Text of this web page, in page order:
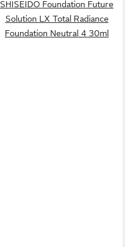
SHISEIDO Foundation Future
Solution LX Total Radiance
Foundation Neutral 4 30ml